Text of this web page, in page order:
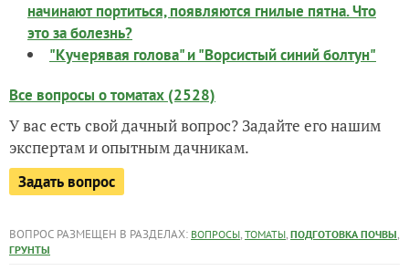
начинают портиться, появляются гнилые пятна. Что
это за болезнь?
"Кучерявая голова" и "Ворсистый синий болтун"
Все вопросы о томатах (2528)
У вас есть свой дачный вопрос? Задайте его нашим
экспертам и опытным дачникам.
Задать вопрос
ВОПРОС РАЗМЕЩЕН В РАЗДЕЛАХ: ВОПРОСЫ, ТОМАТЫ, ПОДГОТОВКА ПОЧВЫ,
ГРУНТЫ